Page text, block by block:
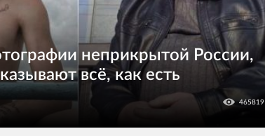
неприкрытой России,
всё, как есть
465819